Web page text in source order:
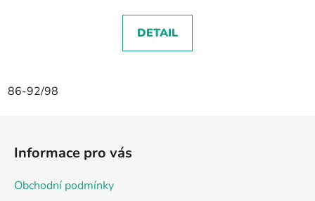
DETAIL
86-92/98
Informace pro vás
Obchodní podmínky